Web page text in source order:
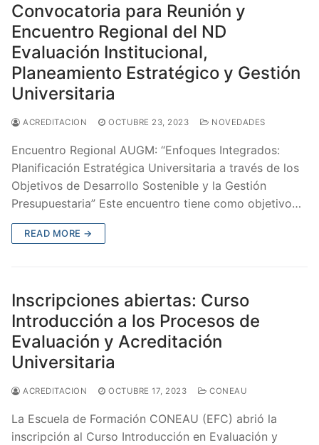
Convocatoria para Reunión y
Encuentro Regional del ND
Evaluación Institucional,
Planeamiento Estratégico y Gestión
Universitaria
ACREDITACION OCTUBRE 23, 2023 NOVEDADES
Encuentro Regional AUGM: “Enfoques Integrados:
Planificación Estratégica Universitaria a través de los
Objetivos de Desarrollo Sostenible y la Gestión
Presupuestaria” Este encuentro tiene como objetivo…
READ MORE →
Inscripciones abiertas: Curso
Introducción a los Procesos de
Evaluación y Acreditación
Universitaria
ACREDITACION OCTUBRE 17, 2023 CONEAU
La Escuela de Formación CONEAU (EFC) abrió la
inscripción al Curso Introducción en Evaluación y